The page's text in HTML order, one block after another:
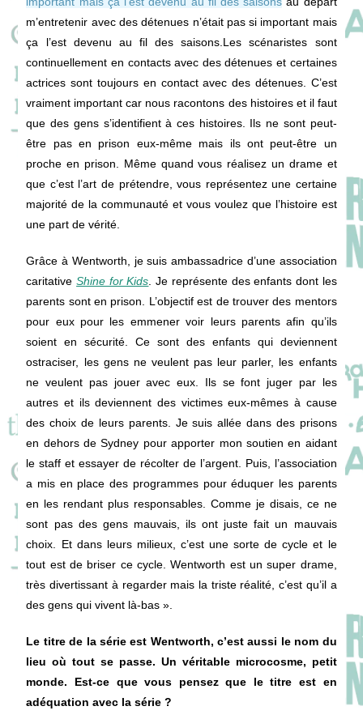
m’entretenir avec des détenues n’était pas si important mais
ça l’est devenu au fil des saisons.Les scénaristes sont
continuellement en contacts avec des détenues et certaines
actrices sont toujours en contact avec des détenues. C’est
vraiment important car nous racontons des histoires et il faut
que des gens s’identifient à ces histoires. Ils ne sont peut-
être pas en prison eux-même mais ils ont peut-être un
proche en prison. Même quand vous réalisez un drame et
que c’est l’art de prétendre, vous représentez une certaine
majorité de la communauté et vous voulez que l’histoire est
une part de vérité.
Grâce à Wentworth, je suis ambassadrice d’une association
caritativeShine for Kids . Je représente des enfants dont les
parents sont en prison. L’objectif est de trouver des mentors
pour eux pour les emmener voir leurs parents afin qu’ils
soient en sécurité. Ce sont des enfants qui deviennent
ostraciser, les gens ne veulent pas leur parler, les enfants
ne veulent pas jouer avec eux. Ils se font juger par les
autres et ils deviennent des victimes eux-mêmes à cause
des choix de leurs parents. Je suis allée dans des prisons
en dehors de Sydney pour apporter mon soutien en aidant
le staff et essayer de récolter de l’argent. Puis, l’association
a mis en place des programmes pour éduquer les parents
en les rendant plus responsables. Comme je disais, ce ne
sont pas des gens mauvais, ils ont juste fait un mauvais
choix. Et dans leurs milieux, c’est une sorte de cycle et le
tout est de briser ce cycle. Wentworth est un super drame,
très divertissant à regarder mais la triste réalité, c’est qu’il a
des gens qui vivent là-bas ».
Le titre de la série est Wentworth, c’est aussi le nom du
lieu où tout se passe. Un véritable microcosme, petit
monde. Est-ce que vous pensez que le titre est en
adéquation avec la série ?